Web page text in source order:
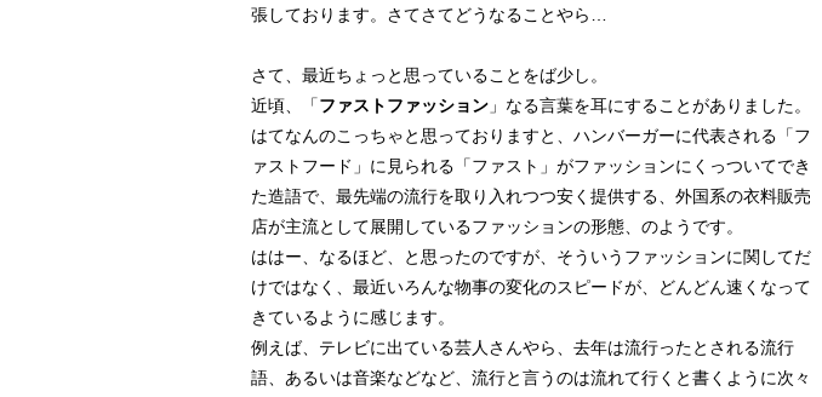
張しております。さてさてどうなることやら…
さて、最近ちょっと思っていることをば少し。
近頃、「ファストファッション 」なる言葉を耳にすることがありました。
はてなんのこっちゃと思っておりますと、ハンバーガーに代表される「フ
ァストフード」に見られる「ファスト」がファッションにくっついてでき
た造語で、最先端の流行を取り入れつつ安く提供する、外国系の衣料販売
店が主流として展開しているファッションの形態、のようです。
ははー、なるほど、と思ったのですが、そういうファッションに関してだ
けではなく、最近いろんな物事の変化のスピードが、どんどん速くなって
きているように感じます。
例えば、テレビに出ている芸人さんやら、去年は流行ったとされる流行
語、あるいは音楽などなど、流行と言うのは流れて行くと書くように次々